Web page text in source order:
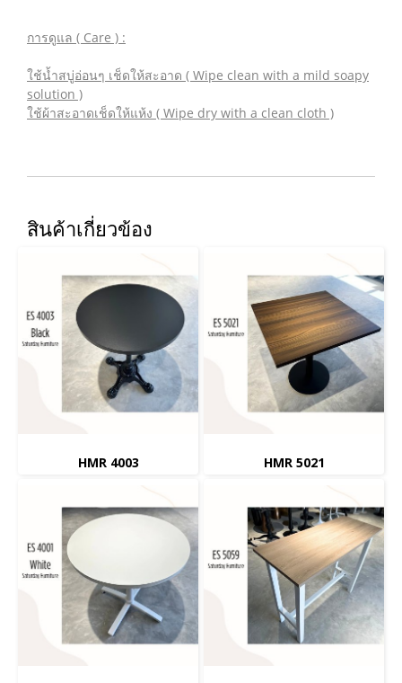
การดูแล ( Care ) :
ใช้น้ำสบู่อ่อนๆ เช็ดให้สะอาด ( Wipe clean with a mild soapy
solution )
ใช้ผ้าสะอาดเช็ดให้แห้ง ( Wipe dry with a clean cloth )
สินค้าเกี่ยวข้อง
HMR 4003 HMR 5021